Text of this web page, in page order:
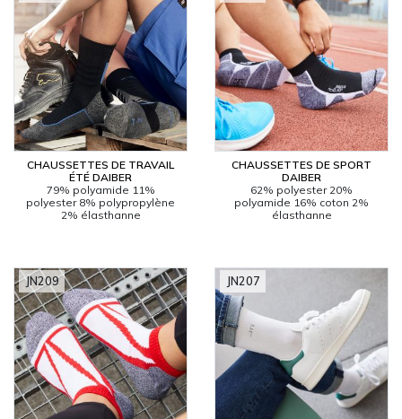
CHAUSSETTES DE TRAVAIL
ÉTÉ DAIBER
79% polyamide 11%
polyester 8% polypropylène
2% élasthanne
CHAUSSETTES DE SPORT
DAIBER
62% polyester 20%
polyamide 16% coton 2%
élasthanne
JN209 JN207